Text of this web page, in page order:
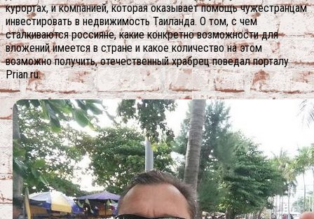
курортах, и компанией, которая оказывает помощь чужестранцам
инвестировать в недвижимость Таиланда. О том, с чем
сталкиваются россияне, какие конкретно возможности для
вложений имеется в стране и какое количество на этом
возможно получить, отечественный храбрец поведал порталу
Prian.ru.